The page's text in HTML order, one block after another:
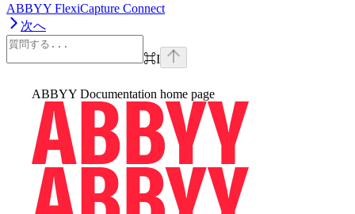
ABBYY FlexiCapture Connect
次へ
⌘I
ABBYY Documentation home page